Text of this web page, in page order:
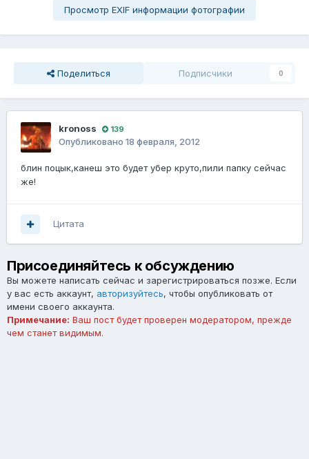
Просмотр EXIF информации фотографии
Поделиться Подписчики 0
kronoss 139
Опубликовано 18 февраля, 2012
блин поцык,канеш это будет убер круто,пили папку сейчас
же!
Цитата
Присоединяйтесь к обсуждению
Вы можете написать сейчас и зарегистрироваться позже. Если
у вас есть аккаунт, авторизуйтесь, чтобы опубликовать от
имени своего аккаунта.
Примечание: Ваш пост будет проверен модератором, прежде
чем станет видимым.